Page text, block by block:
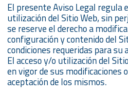
El presente Aviso Legal regula
utilización del Sitio Web, sin
se reserve el derecho a
configuración y contenido del
condiciones requeridas para su
El acceso y/o utilización del
en vigor de sus modificaciones
aceptación de los mismos.